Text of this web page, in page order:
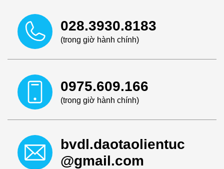
028.3930.8183
(trong giờ hành chính)
0975.609.166
(trong giờ hành chính)
bvdl.daotaolientuc
@gmail.com